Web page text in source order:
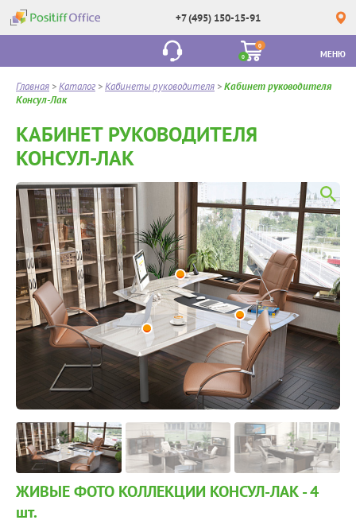
+7 (495) 150-15-91
0
0
МЕНЮ
Главная >Каталог >Кабинеты руководителя >Кабинет руководителя
Консул-Лак
КАБИНЕТ РУКОВОДИТЕЛЯ
КОНСУЛ-ЛАК
ЖИВЫЕ ФОТО КОЛЛЕКЦИИ КОНСУЛ-ЛАК - 4
шт.